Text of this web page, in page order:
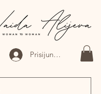
Prisijungti